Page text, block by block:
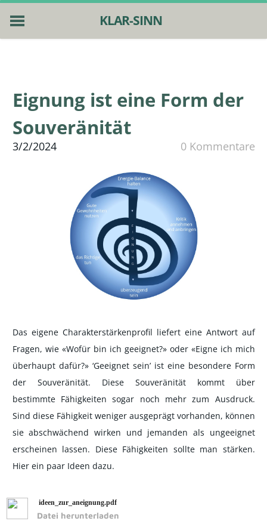
KLAR-SINN
PUBLIKATIONEN
NEWS
Eignung ist eine Form der
Souveränität
3/2/2024 0 Kommentare
Das eigene Charakterstärkenprofil liefert eine Antwort auf
Fragen, wie «Wofür bin ich geeignet?» oder «Eigne ich mich
überhaupt dafür?» ‘Geeignet sein’ ist eine besondere Form
der Souveränität. Diese Souveränität kommt über
bestimmte Fähigkeiten sogar noch mehr zum Ausdruck.
Sind diese Fähigkeit weniger ausgeprägt vorhanden, können
sie abschwächend wirken und jemanden als ungeeignet
erscheinen lassen. Diese Fähigkeiten sollte man stärken.
Hier ein paar Ideen dazu.
ideen_zur_aneignung.pdf
Datei herunterladen